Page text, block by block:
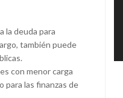
la deuda para
también puede
con menor carga
para las finanzas de